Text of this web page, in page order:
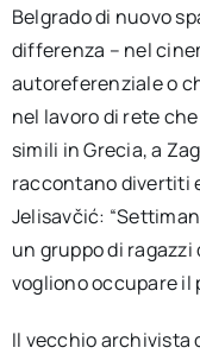
Belgrado di nuovo
differenza – nel
autoreferenziale o
nel lavoro di rete
simili in Grecia, a
raccontano divertiti
Jelisavčić:
un gruppo di
vogliono occupare il
Il vecchio archivista